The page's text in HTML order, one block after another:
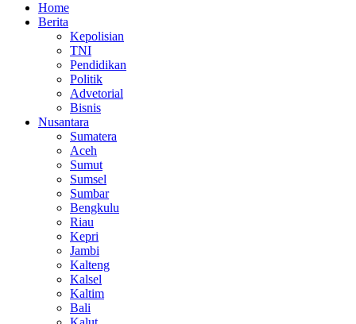
Home
Berita
Kepolisian
TNI
Pendidikan
Politik
Advetorial
Bisnis
Nusantara
Sumatera
Aceh
Sumut
Sumsel
Sumbar
Bengkulu
Riau
Kepri
Jambi
Kalteng
Kalsel
Kaltim
Bali